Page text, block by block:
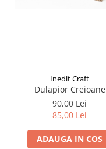
Inedit Craft
Dulapior Creioane
90,00 Lei
85,00 Lei
ADAUGA IN COS